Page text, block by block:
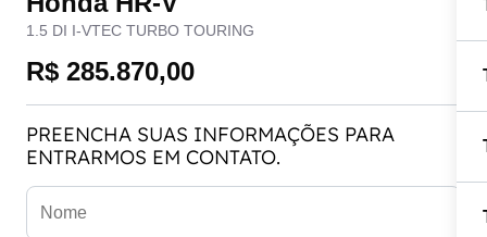
1.5 DI I-VTEC TURBO TOURING
R$ 285.870,00
PREENCHA SUAS INFORMAÇÕES PARA
ENTRARMOS EM CONTATO.